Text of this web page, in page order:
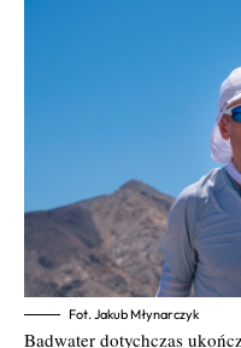
Fot. Jakub Młynarczyk
Badwater dotychczas